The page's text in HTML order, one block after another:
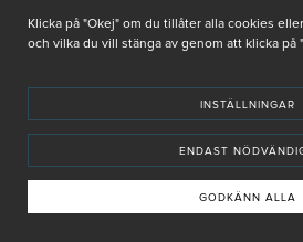
Genom att ge min e-post, accepterar jag Seth
De uppgifter du matar in kommer endast
INNEHÅLLET OCH REKOMMENDATIONERNA PÅ DENNA
AV VÅRA AUKTORISERADE
Klicka på "Okej" om du tillåter alla cookies
och vilka du vill stänga av genom att klicka på
INSTÄLLNINGAR
ENDAST
GODKÄNN ALLA